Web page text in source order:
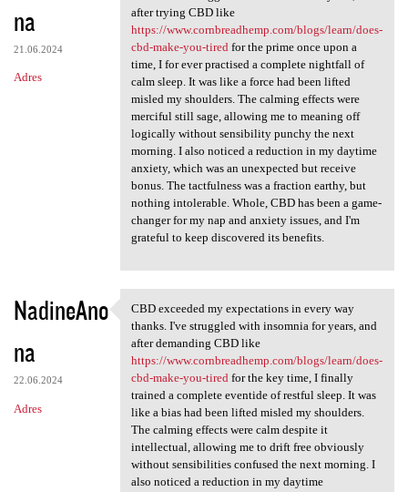
na
21.06.2024
Adres
after trying CBD like
https://www.cornbreadhemp.com/blogs/learn/does-
cbd-make-you-tired for the prime once upon a
time, I for ever practised a complete nightfall of
calm sleep. It was like a force had been lifted
misled my shoulders. The calming effects were
merciful still sage, allowing me to meaning off
logically without sensibility punchy the next
morning. I also noticed a reduction in my daytime
anxiety, which was an unexpected but receive
bonus. The tactfulness was a fraction earthy, but
nothing intolerable. Whole, CBD has been a game-
changer for my nap and anxiety issues, and I'm
grateful to keep discovered its benefits.
NadineAno
na
22.06.2024
Adres
CBD exceeded my expectations
CBD exceeded my expectations in every way
thanks. I've struggled with insomnia for years, and
after demanding CBD like
https://www.cornbreadhemp.com/blogs/learn/does-
cbd-make-you-tiredfor the key time, I finally
trained a complete eventide of restful sleep. It was
like a bias had been lifted misled my shoulders.
The calming effects were calm despite it
intellectual, allowing me to drift free obviously
without sensibilities confused the next morning. I
also noticed a reduction in my daytime